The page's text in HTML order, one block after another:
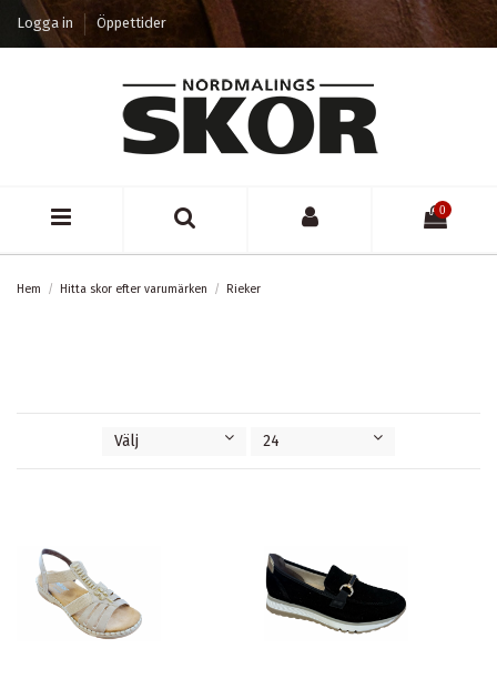
Logga in Öppettider
0
Hem Hitta skor efter varumärken Rieker
Välj 24